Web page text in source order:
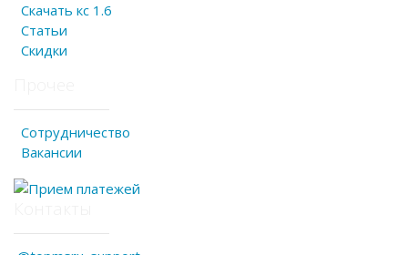
Скачать кс 1.6
Статьи
Скидки
Сотрудничество
Вакансии